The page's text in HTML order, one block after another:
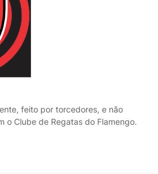
feito por torcedores, e não
o Clube de Regatas do Flamengo.